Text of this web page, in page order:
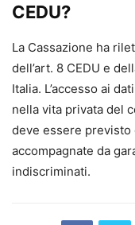
CEDU?
La Cassazione ha
dell’art. 8 CEDU e
Italia. L’accesso ai
nella vita privata del
deve essere previsto
accompagnate da
indiscriminati.